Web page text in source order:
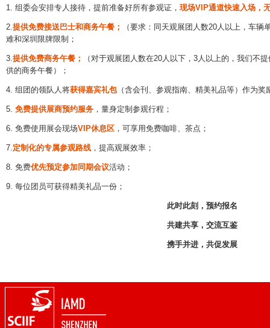
1. 组委会安排专人接待，提前准备好所有参观证， 现场VIP通道快速入场，
2.提供免费接送巴士和商务午餐；
（要求：同天观展团人数20人以上，车
难和深圳限牌限制；
3.提供免费商务午餐；
（对于观展团人数在20人以下，3人以上的，我们不
供的商务午餐）；
4. 组团的领队人将获得嘉宾礼包（含会刊、参观指南、精美礼品等）作为奖
5. 免费提供展商预约服务 ，量身定制参观行程；
6. 免费使用展会现场VIP休息区 ，可享用免费咖啡、茶点；
7.定制化的专属参观路线 ，提高观展效率；
8. 免费优先预定参加同期会议活动；
9. 每位团员可获得精美礼品一份；
此时此刻，预约报名
共建共享，交流互鉴
携手并进，共促发展